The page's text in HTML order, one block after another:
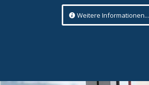
Weitere Informationen...